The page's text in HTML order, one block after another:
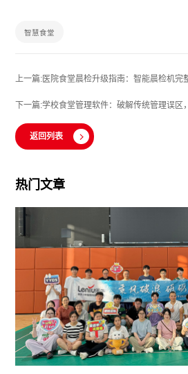
智慧食堂
上一篇:医院食堂晨检升级指南：智能晨检机完
下一篇:学校食堂管理软件：破解传统管理误区
返回列表
热门文章